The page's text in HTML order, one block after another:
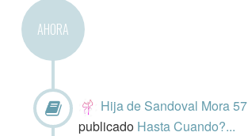
AHORA
Hija de Sandoval Mora 57
publicado Hasta Cuando?...